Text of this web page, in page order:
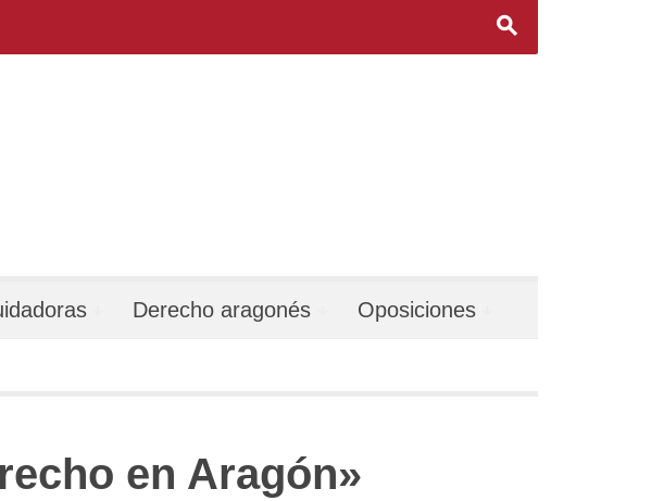
s
Derecho aragonés Oposiciones
en Aragón»